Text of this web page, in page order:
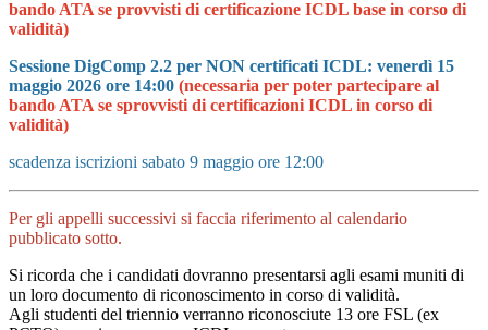
bando ATA se provvisti di certificazione ICDL base in corso di
validità)
Sessione DigComp 2.2 per NON certificati ICDL: venerdì 15
maggio 2026 ore 14:00 (necessaria per poter partecipare al
bando ATA se sprovvisti di certificazioni ICDL in corso di
validità)
scadenza iscrizioni sabato 9 maggio ore 12:00
Per gli appelli successivi si faccia riferimento al calendario
pubblicato sotto.
Si ricorda che i candidati dovranno presentarsi agli esami muniti di
un loro documento di riconoscimento in corso di validità.
Agli studenti del triennio verranno riconosciute 13 ore FSL (ex